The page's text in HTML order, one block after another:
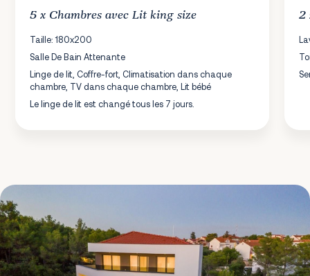
5 x Chambres avec Lit king size
Taille: 180x200
Salle De Bain Attenante
Linge de lit, Coffre-fort, Climatisation dans chaque
chambre, TV dans chaque chambre, Lit bébé
Le linge de lit est changé tous les 7 jours.
2